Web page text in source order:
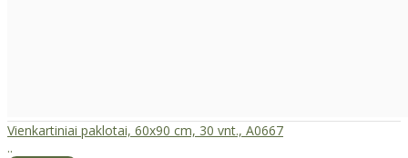
Vienkartiniai paklotai, 60x90 cm, 30 vnt., A0667
..